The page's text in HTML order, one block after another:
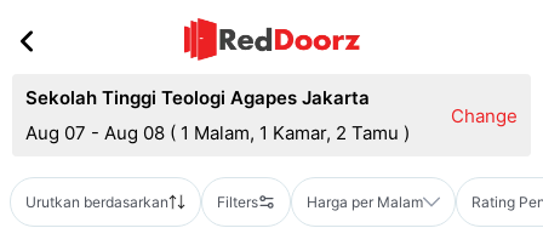
Sekolah Tinggi Teologi Agapes Jakarta
Aug 07 - Aug 08 ( 1 Malam, 1 Kamar, 2 Tamu )
Change
Urutkan berdasarkan Filters Harga per Malam Rating